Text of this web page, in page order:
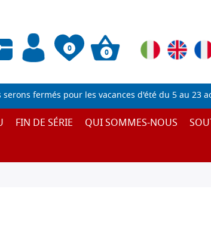
0
vide
0
fermés pour les vacances d'été du 5 au 23
FIN DE SÉRIE QUI SOMMES-NOUS